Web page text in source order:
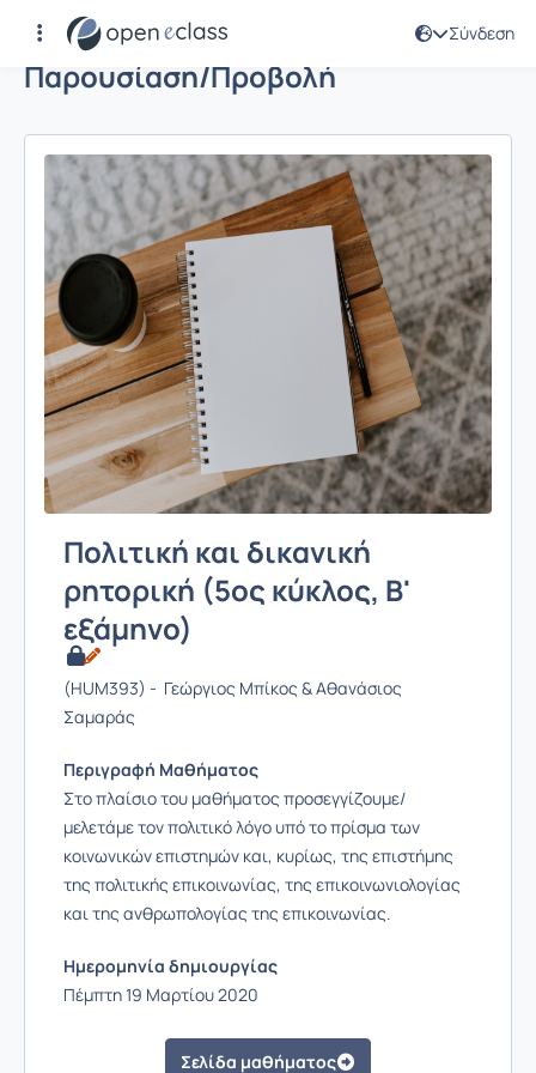
Σύνδεση
Παρουσίαση/Προβολή
Πολιτική και δικανική
ρητορική (5ος κύκλος, Β'
εξάμηνο)
(HUM393) - Γεώργιος Μπίκος & Αθανάσιος
Σαμαράς
Περιγραφή Μαθήματος
Στο πλαίσιο του μαθήματος προσεγγίζουμε/
μελετάμε τον πολιτικό λόγο υπό το πρίσμα των
κοινωνικών επιστημών και, κυρίως, της επιστήμης
της πολιτικής επικοινωνίας, της επικοινωνιολογίας
και της ανθρωπολογίας της επικοινωνίας.
Ημερομηνία δημιουργίας
Πέμπτη 19 Μαρτίου 2020
Σελίδα μαθήματος